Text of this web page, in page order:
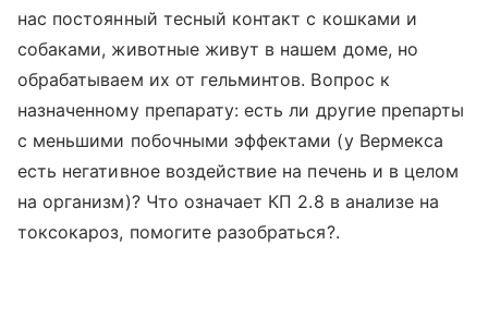
нас постоянный тесный контакт с кошками и
собаками, животные живут в нашем доме, но
обрабатываем их от гельминтов. Вопрос к
назначенному препарату: есть ли другие препарты
с меньшими побочными эффектами (у Вермекса
есть негативное воздействие на печень и в целом
на организм)? Что означает КП 2.8 в анализе на
токсокароз, помогите разобраться?.